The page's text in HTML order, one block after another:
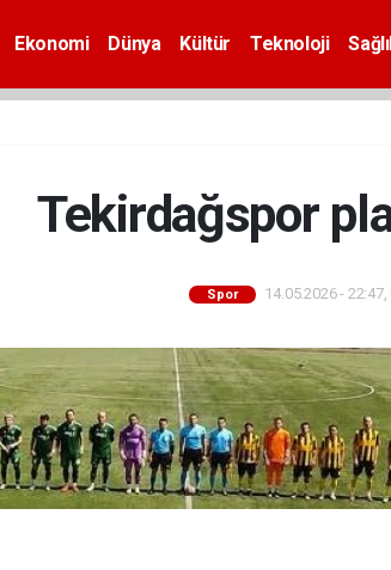
Ekonomi Dünya Kültür Teknoloji
Tekirdağspor
Spor 14.05.2026 -